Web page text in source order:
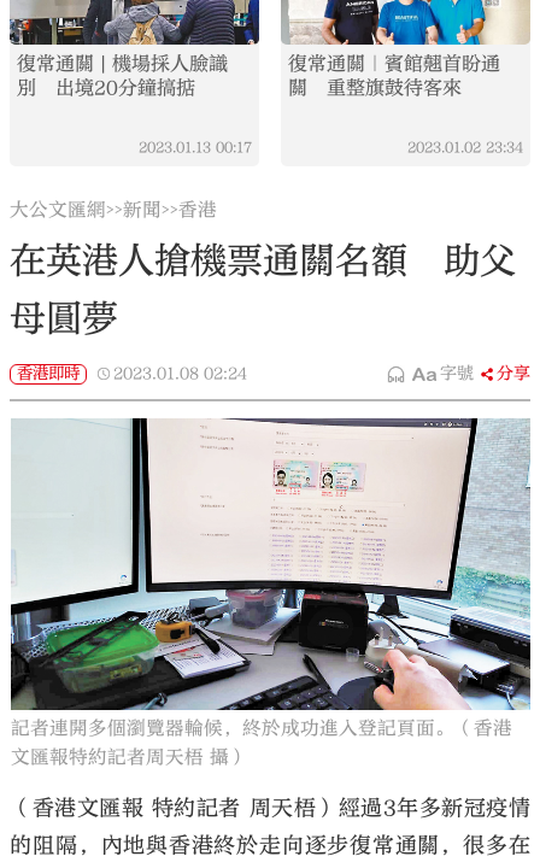
復常通關 | 機場採人臉識
別 出境20分鐘搞掂
2023.01.13 00:17
復常通關｜賓館翹首盼通
關 重整旗鼓待客來
2023.01.02 23:34
大公文匯網>>新聞>>香港
在英港人搶機票通關名額 助父
母圓夢
香港即時 2023.01.08 02:24 字號 分享
記者連開多個瀏覽器輪候，終於成功進入登記頁面。（香港
文匯報特約記者周天梧 攝）
（香港文匯報 特約記者 周天梧）經過3年多新冠疫情
的阻隔，內地與香港終於走向逐步復常通關，很多在